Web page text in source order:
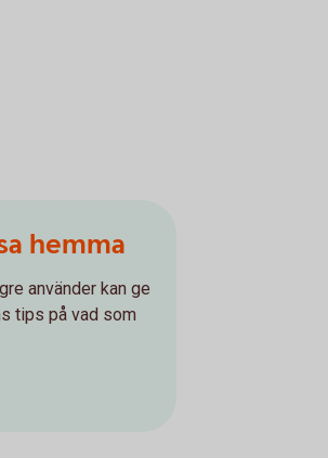
hemma
använder kan ge
tips på vad som